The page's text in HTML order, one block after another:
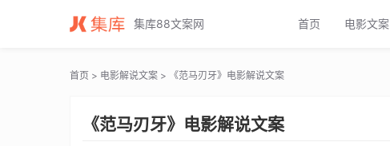
范马刃牙电影解说文案_范马刃牙电影解说词_范马刃牙电影解说稿
集库88文案网 首页 电影文案
首页 > 电影解说文案 > 《范马刃牙》电影解说文案
《范马刃牙》电影解说文案